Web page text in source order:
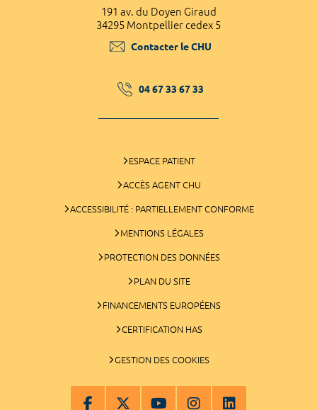
191 av. du Doyen Giraud
34295 Montpellier cedex 5
Contacter le CHU
04 67 33 67 33
ESPACE PATIENT
ACCÈS AGENT CHU
ACCESSIBILITÉ : PARTIELLEMENT CONFORME
MENTIONS LÉGALES
PROTECTION DES DONNÉES
PLAN DU SITE
FINANCEMENTS EUROPÉENS
CERTIFICATION HAS
GESTION DES COOKIES